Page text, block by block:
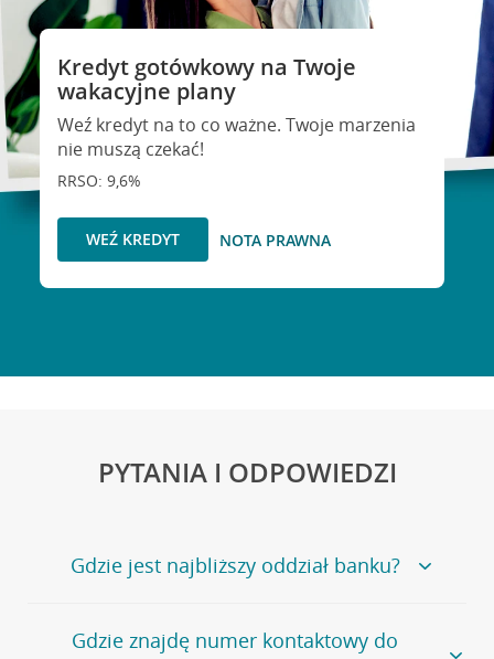
Kredyt gotówkowy na Twoje
wakacyjne plany
Weź kredyt na to co ważne. Twoje marzenia
nie muszą czekać!
RRSO: 9,6%
WEŹ KREDYT NOTA PRAWNA
PYTANIA I ODPOWIEDZI
Gdzie jest najbliższy oddział banku?
Jeśli szukasz oddziału naszego banku, zapraszamy na
stronęPlacówki i bankomaty, na której znajduje się
Gdzie znajdę numer kontaktowy do